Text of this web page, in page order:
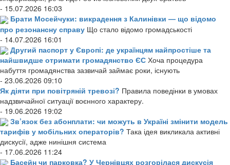
- 15.07.2026 16:03
Брати Мосейчуки: викрадення з Калинівки — що відомо
про резонансну справу Що стало відомо громадськості
- 14.07.2026 16:01
Другий паспорт у Європі: де українцям найпростіше та
найшвидше отримати громадянство ЄС Хоча процедура
набуття громадянства зазвичай займає роки, існують
- 23.06.2026 09:10
Як діяти при повітряній тревозі? Правила поведінки в умовах
надзвичайної ситуації воєнного характеру.
- 19.06.2026 19:02
Зв’язок без абонплати: чи можуть в Україні змінити модель
тарифів у мобільних операторів? Така ідея викликала активні
дискусії, адже нинішня система
- 17.06.2026 11:24
Басейн чи парковка? У Чернівцях розгорілася дискусія